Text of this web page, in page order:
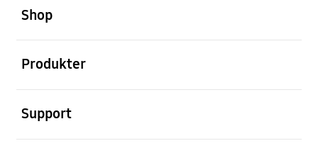
Shop
Produkter
Support